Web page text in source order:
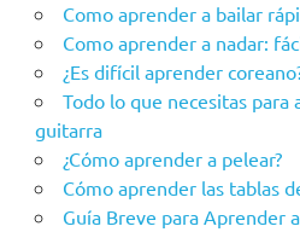
Como aprender a bailar
Como aprender a nadar:
¿Es difícil aprender
Todo lo que necesitas para
guitarra
¿Cómo aprender a pelear?
Cómo aprender las tablas
Guía Breve para Aprender